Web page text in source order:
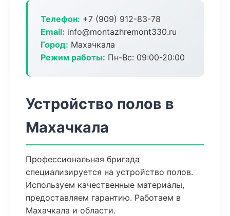
Телефон: +7 (909) 912-83-78
Email: info@montazhremont330.ru
Город: Махачкала
Режим работы: Пн-Вс: 09:00-20:00
Устройство полов в
Махачкала
Профессиональная бригада
специализируется на устройство полов.
Используем качественные материалы,
предоставляем гарантию. Работаем в
Махачкала и области.